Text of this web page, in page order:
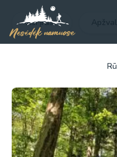
Visi įrašai